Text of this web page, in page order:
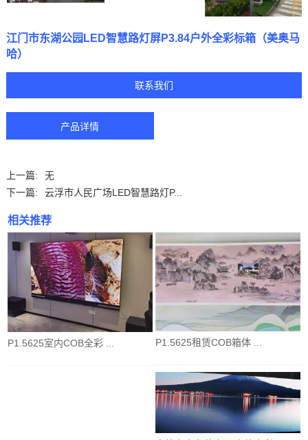
江门市东湖公园LED智慧路灯屏P3.84户外全彩标箱（美奥马
哈）
联系我们
产品详情
上一篇:
无
下一篇:
云浮市人民广场LED智慧路灯P...
相关推荐
P1.5625室内COB全彩 ... P1.5625租赁COB箱体 ...